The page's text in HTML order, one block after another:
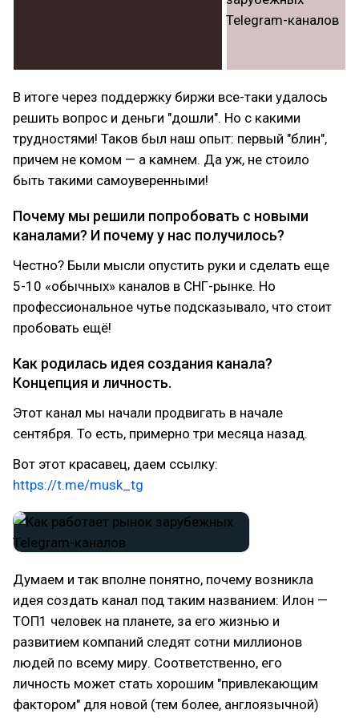
В итоге через поддержку биржи все-таки удалось
решить вопрос и деньги "дошли". Но с какими
трудностями! Таков был наш опыт: первый "блин",
причем не комом — а камнем. Да уж, не стоило
быть такими самоуверенными!
Почему мы решили попробовать с новыми
каналами? И почему у нас получилось?
Честно? Были мысли опустить руки и сделать еще
5-10 «обычных» каналов в СНГ-рынке. Но
профессиональное чутье подсказывало, что стоит
пробовать ещё!
Как родилась идея создания канала?
Концепция и личность.
Этот канал мы начали продвигать в начале
сентября. То есть, примерно три месяца назад.
Вот этот красавец, даем ссылку:
https://t.me/musk_tg
Думаем и так вполне понятно, почему возникла
идея создать канал под таким названием: Илон —
ТОП1 человек на планете, за его жизнью и
развитием компаний следят сотни миллионов
людей по всему миру. Соответственно, его
личность может стать хорошим "привлекающим
фактором" для новой (тем более, англоязычной)